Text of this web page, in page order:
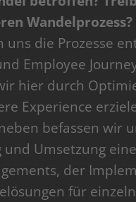
Wandelprozess?
uns die Prozesse
Employee
hier durch
Experience
befassen wir
und Umsetzung
der
für